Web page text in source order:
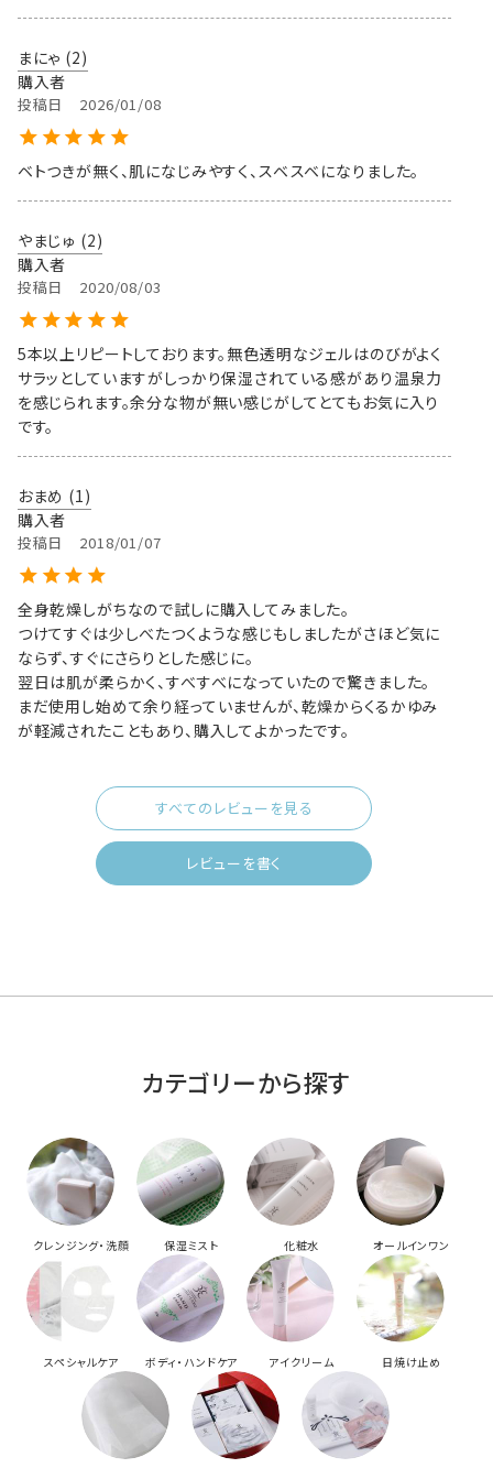
まにゃ 2
購入者
投稿日 2026/01/08
ベトつきが無く、肌になじみやすく、スベスベになりました。
やまじゅ
2
購入者
投稿日 2020/08/03
5本以上リピートしております。無色透明なジェルはのびがよく
サラッとしていますがしっかり保湿されている感があり温泉力
を感じられます。余分な物が無い感じがしてとてもお気に入り
です。
おまめ
1
購入者
投稿日 2018/01/07
全身乾燥しがちなので試しに購入してみました。
つけてすぐは少しべたつくような感じもしましたがさほど気に
ならず、すぐにさらりとした感じに。
翌日は肌が柔らかく、すべすべになっていたので驚きました。
まだ使用し始めて余り経っていませんが、乾燥からくるかゆみ
が軽減されたこともあり、購入してよかったです。
すべてのレビューを見る
レビューを書く
カテゴリーから探す
クレンジング・洗顔 保湿ミスト 化粧水 オールインワン
スペシャルケア ボディ・ハンドケア アイクリーム 日焼け止め